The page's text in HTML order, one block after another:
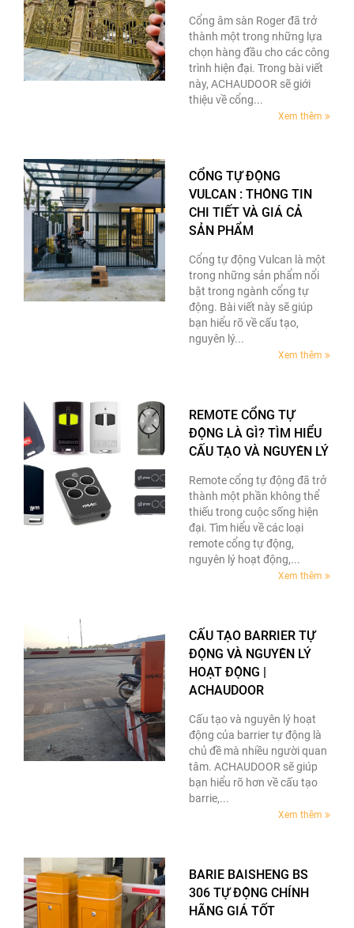
Cổng âm sàn Roger đã trở
thành một trong những lựa
chọn hàng đầu cho các công
trình hiện đại. Trong bài viết
này, ACHAUDOOR sẽ giới
thiệu về cổng...
Xem thêm
CỔNG TỰ ĐỘNG
VULCAN : THÔNG TIN
CHI TIẾT VÀ GIÁ CẢ
SẢN PHẨM
Cổng tự động Vulcan là một
trong những sản phẩm nổi
bật trong ngành cổng tự
động. Bài viết này sẽ giúp
bạn hiểu rõ về cấu tạo,
nguyên lý...
Xem thêm
REMOTE CỔNG TỰ
ĐỘNG LÀ GÌ? TÌM HIỂU
CẤU TẠO VÀ NGUYÊN LÝ
Remote cổng tự động đã trở
thành một phần không thể
thiếu trong cuộc sống hiện
đại. Tìm hiểu về các loại
remote cổng tự động,
nguyên lý hoạt động,...
Xem thêm
CẤU TẠO BARRIER TỰ
ĐỘNG VÀ NGUYÊN LÝ
HOẠT ĐỘNG |
ACHAUDOOR
Cấu tạo và nguyên lý hoạt
động của barrier tự động là
chủ đề mà nhiều người quan
tâm. ACHAUDOOR sẽ giúp
bạn hiểu rõ hơn về cấu tạo
barrie,...
Xem thêm
BARIE BAISHENG BS
306 TỰ ĐỘNG CHÍNH
HÃNG GIÁ TỐT